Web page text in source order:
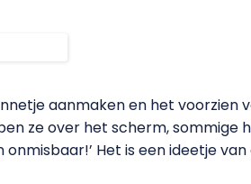
aanmaken en het voorzien
ze over het scherm, sommige
onmisbaar!’ Het is een ideetje